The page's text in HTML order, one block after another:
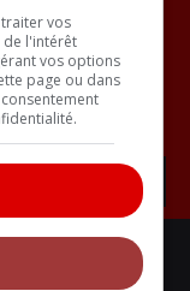
vos
de l'intérêt
vos options
page ou dans